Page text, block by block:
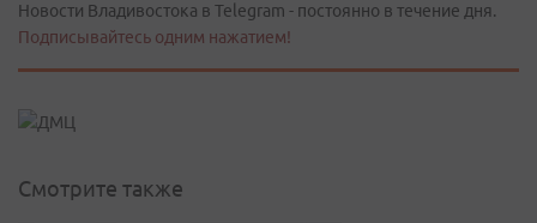
Новости Владивостока в Telegram - постоянно в течение дня.
Подписывайтесь одним нажатием!
Смотрите также